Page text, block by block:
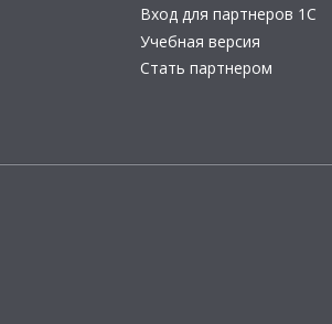
Вход для партнеров 1С
Учебная версия
Стать партнером